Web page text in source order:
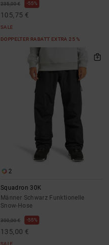
235,00 € 55%
105,75 €
SALE
DOPPELTER RABATT EXTRA 25 %
2
Squadron 30K
Männer Schwarz Funktionelle
Snow-Hose
300,00 € 55%
135,00 €
SALE